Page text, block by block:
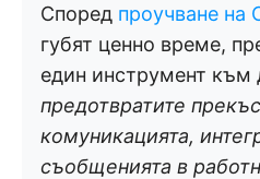
Според проучване на
губят ценно време,
един инструмент към
предотвратите
комуникацията,
съобщенията в